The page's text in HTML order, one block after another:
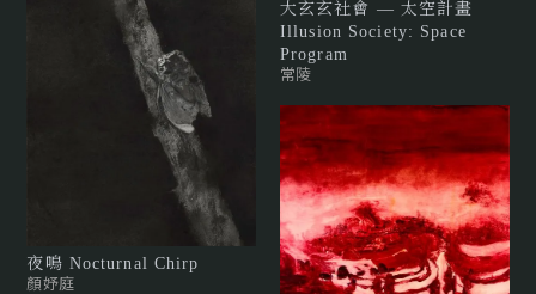
夜鳴 Nocturnal Chirp
顏妤庭
大玄玄社會 — 太空計畫
Illusion Society: Space
Program
常陵